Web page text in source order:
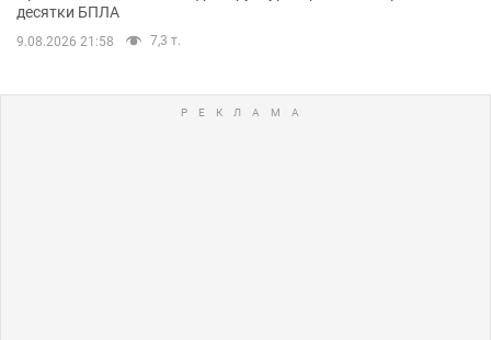
десятки БПЛА
9.08.2026 21:58 7,3 т.